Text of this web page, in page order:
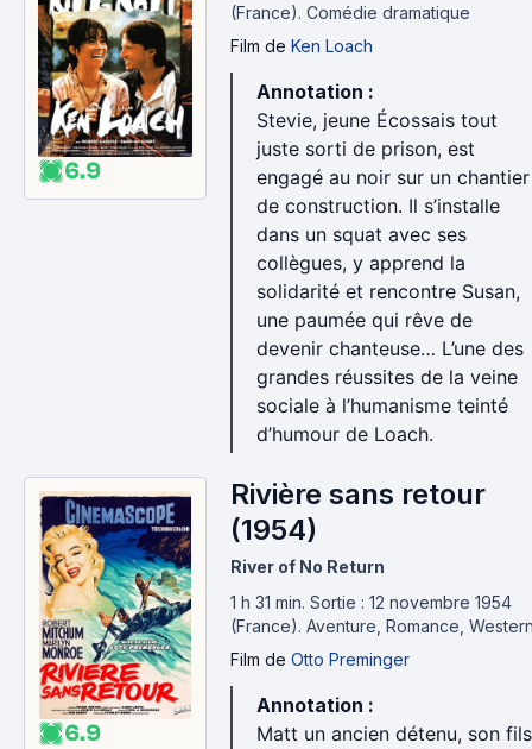
6.9
(France). Comédie dramatique
Film de Ken Loach
Annotation :
Stevie, jeune Écossais tout
juste sorti de prison, est
engagé au noir sur un chantier
de construction. Il s’installe
dans un squat avec ses
collègues, y apprend la
solidarité et rencontre Susan,
une paumée qui rêve de
devenir chanteuse… L’une des
grandes réussites de la veine
sociale à l’humanisme teinté
d’humour de Loach.
6.9
Rivière sans retour
(1954)
River of No Return
1 h 31 min. Sortie : 12 novembre 1954
(France). Aventure, Romance,
Film de Otto Preminger
Annotation :
Matt un ancien détenu, son fils